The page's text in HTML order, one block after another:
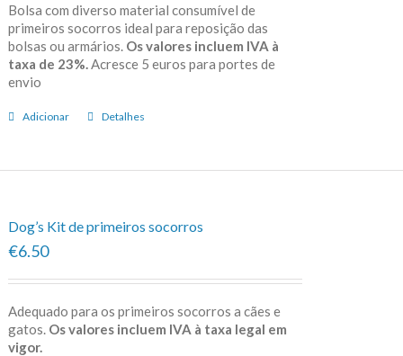
Bolsa com diverso material consumível de
primeiros socorros ideal para reposição das
bolsas ou armários. Os valores incluem IVA à
taxa de 23%. Acresce 5 euros para portes de
envio
Adicionar Detalhes
Dog’s Kit de primeiros socorros
€6.50
Adequado para os primeiros socorros a cães e
gatos. Os valores incluem IVA à taxa legal em
vigor.